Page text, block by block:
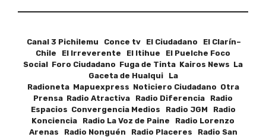
Canal 3 Pichilemu Conce tv El Ciudadano El Clarín–
Chile El Irreverente El Itihue El Puelche Foco
Social Foro Ciudadano Fuga de Tinta Kairos News La
Gaceta de Hualqui La
Radioneta Mapuexpress Noticiero Ciudadano Otra
Prensa Radio Atractiva Radio Diferencia Radio
Espacios Convergencia Medios Radio JGM Radio
Konciencia Radio La Voz de Paine Radio Lorenzo
Arenas Radio Nonguén Radio Placeres Radio San